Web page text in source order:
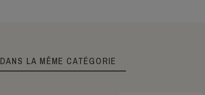
DANS LA MÊME CATÉGORIE